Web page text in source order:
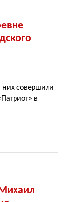
них совершили
в